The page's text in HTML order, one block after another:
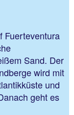
Fuerteventura
Sand. Der
wird mit
und
geht es